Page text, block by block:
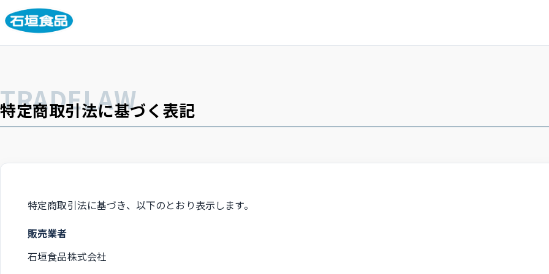
特定商取引法に基づく表記
特定商取引法に基づき、以下のとおり表示します。
販売業者
石垣食品株式会社